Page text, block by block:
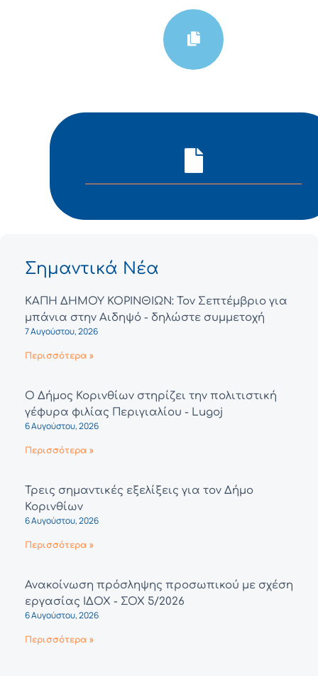
Σημαντικά Νέα
ΚΑΠΗ ΔΗΜΟΥ ΚΟΡΙΝΘΙΩΝ: Τον Σεπτέμβριο για
μπάνια στην Αιδηψό - δηλώστε συμμετοχή
7 Αυγούστου, 2026
Περισσότερα »
Ο Δήμος Κορινθίων στηρίζει την πολιτιστική
γέφυρα φιλίας Περιγιαλίου - Lugoj
6 Αυγούστου, 2026
Περισσότερα »
Τρεις σημαντικές εξελίξεις για τον Δήμο
Κορινθίων
6 Αυγούστου, 2026
Περισσότερα »
Ανακοίνωση πρόσληψης προσωπικού με σχέση
εργασίας ΙΔΟΧ - ΣΟΧ 5/2026
6 Αυγούστου, 2026
Περισσότερα »